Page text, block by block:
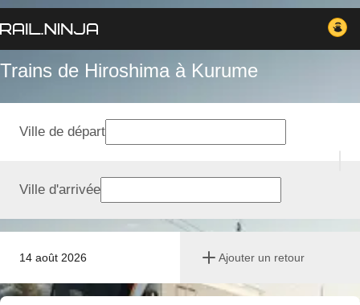
Trains de Hiroshima à Kurume
14 août 2026 Ajouter un retour
Ville de départ
Ville d'arrivée